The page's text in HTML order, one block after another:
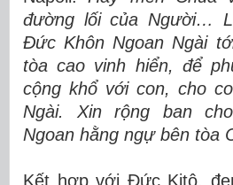
đường lối của Người…
Đức Khôn Ngoan Ngài
tòa cao vinh hiển, để
cộng khổ với con, cho
Ngài. Xin rộng ban
Ngoan hằng ngự bên tòa
Kết hợp với Đức Kitô,